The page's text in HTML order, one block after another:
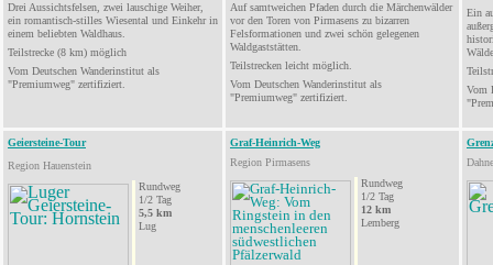
Drei Aussichtsfelsen, zwei lauschige Weiher,
ein romantisch-stilles Wiesental und Einkehr in
einem beliebten Waldhaus.
Teilstrecke (8 km) möglich
Vom Deutschen Wanderinstitut als
"Premiumweg" zertifiziert.
Auf samtweichen Pfaden durch die Märchenwälder
vor den Toren von Pirmasens zu bizarren
Felsformationen und zwei schön gelegenen
Waldgaststätten
Teilstrecken leicht möglich
Vom Deutschen Wanderinstitut als
"Premiumweg" zertifiziert.
Ein
Vom
Geiersteine-Tour
Region Hauenstein
Rundweg
1/2 Tag
5,5 km
Lug
Graf-Heinrich-Weg
Region Pirmasens
Rundweg
1/2 Tag
12 km
Lemberg